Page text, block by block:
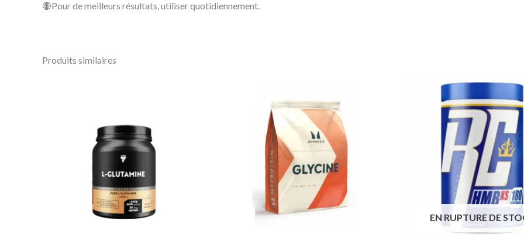
🔴Pour de meilleurs résultats, utiliser quotidiennement.
Produits similaires
EN RUPTURE DE